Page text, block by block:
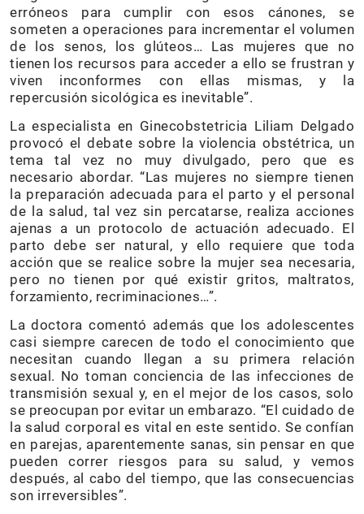
erróneos para cumplir con esos cánones, se
someten a operaciones para incrementar el volumen
de los senos, los glúteos… Las mujeres que no
tienen los recursos para acceder a ello se frustran y
viven inconformes con ellas mismas, y la
repercusión sicológica es inevitable”.
La especialista en Ginecobstetricia Liliam Delgado
provocó el debate sobre la violencia obstétrica, un
tema tal vez no muy divulgado, pero que es
necesario abordar. “Las mujeres no siempre tienen
la preparación adecuada para el parto y el personal
de la salud, tal vez sin percatarse, realiza acciones
ajenas a un protocolo de actuación adecuado. El
parto debe ser natural, y ello requiere que toda
acción que se realice sobre la mujer sea necesaria,
pero no tienen por qué existir gritos, maltratos,
forzamiento, recriminaciones…”.
La doctora comentó además que los adolescentes
casi siempre carecen de todo el conocimiento que
necesitan cuando llegan a su primera relación
sexual. No toman conciencia de las infecciones de
transmisión sexual y, en el mejor de los casos, solo
se preocupan por evitar un embarazo. “El cuidado de
la salud corporal es vital en este sentido. Se confían
en parejas, aparentemente sanas, sin pensar en que
pueden correr riesgos para su salud, y vemos
después, al cabo del tiempo, que las consecuencias
son irreversibles”.